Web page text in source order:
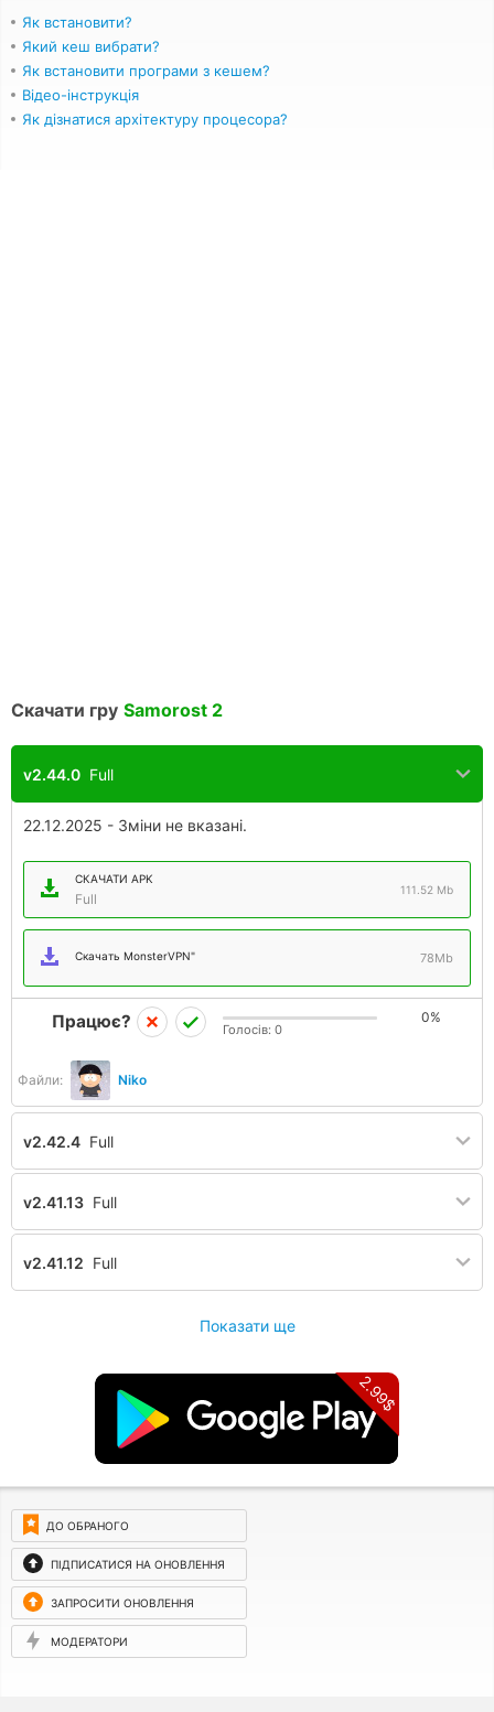
Як встановити?
Який кеш вибрати?
Як встановити програми з кешем?
Відео-інструкція
Як дізнатися архітектуру процесора?
Скачати гру Samorost 2
v2.44.0 Full
22.12.2025 - Зміни не вказані.
СКАЧАТИ APK
Full
111.52 Mb
Скачать MonsterVPN" 78Mb
Файли: Niko
Працює? 0%
Голосів: 0
v2.42.4 Full
v2.41.13 Full
v2.41.12 Full
Показати ще
2.99$
ДО ОБРАНОГО
ПІДПИСАТИСЯ НА ОНОВЛЕННЯ
ЗАПРОСИТИ ОНОВЛЕННЯ
МОДЕРАТОРИ